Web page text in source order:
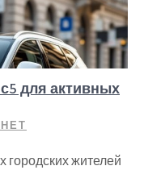
для активных
городских жителей